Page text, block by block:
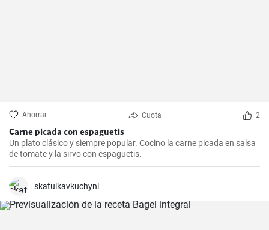
Ahorrar Cuota 2
Carne picada con espaguetis
Un plato clásico y siempre popular. Cocino la carne picada en salsa
de tomate y la sirvo con espaguetis.
skatulkavkuchyni